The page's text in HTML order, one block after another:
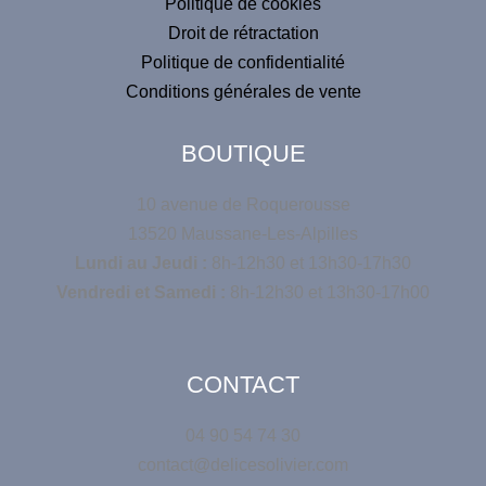
Politique de cookies
Droit de rétractation
Politique de confidentialité
Conditions générales de vente
BOUTIQUE
10 avenue de Roquerousse
13520 Maussane-Les-Alpilles
Lundi au Jeudi : 8h-12h30 et 13h30-17h30
Vendredi et Samedi : 8h-12h30 et 13h30-17h00
CONTACT
04 90 54 74 30
contact@delicesolivier.com